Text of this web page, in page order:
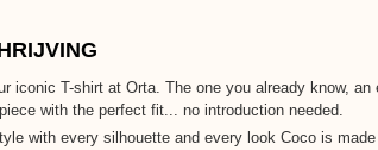
iconic T-shirt at Orta. The one you already know, an
with the perfect fit... no introduction needed.
with every silhouette and every look Coco is